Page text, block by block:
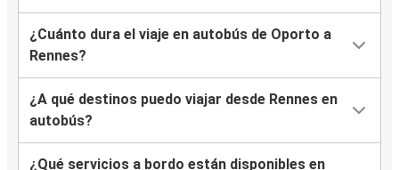
¿Cuánto dura el viaje en autobús de Oporto a
Rennes?
¿A qué destinos puedo viajar desde Rennes en
autobús?
¿Qué servicios a bordo están disponibles en